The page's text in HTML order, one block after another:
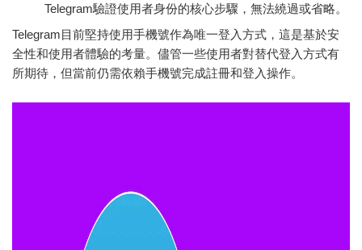
Telegram驗證使用者身份的核心步驟，無法繞過或省略。
Telegram目前堅持使用手機號作為唯一登入方式，這是基於安
全性和使用者體驗的考量。儘管一些使用者對替代登入方式有
所期待，但當前仍需依賴手機號完成註冊和登入操作。